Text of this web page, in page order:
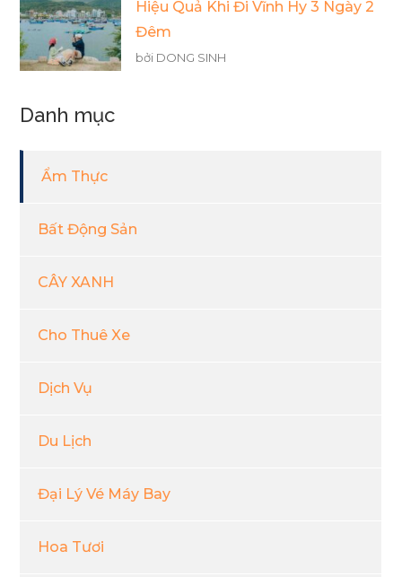
Hiệu Quả Khi Đi Vĩnh Hy 3 Ngày 2
Đêm
bởi DONG SINH
Danh mục
Ẩm Thực
Bất Động Sản
CÂY XANH
Cho Thuê Xe
Dịch Vụ
Du Lịch
Đại Lý Vé Máy Bay
Hoa Tươi